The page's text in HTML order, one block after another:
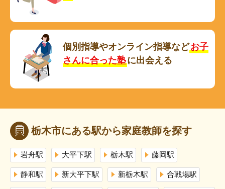
個別指導やオンライン指導などお子
さんに合った塾に出会える
栃木市にある駅から家庭教師を探す
岩舟駅 大平下駅 栃木駅 藤岡駅
静和駅 新大平下駅 新栃木駅 合戦場駅